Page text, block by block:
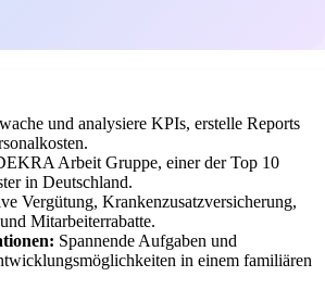
und analysiere KPIs, erstelle Reports
Arbeit Gruppe, einer der Top 10
in Deutschland.
Vergütung, Krankenzusatzversicherung,
Mitarbeiterrabatte.
Spannende Aufgaben und
in einem familiären